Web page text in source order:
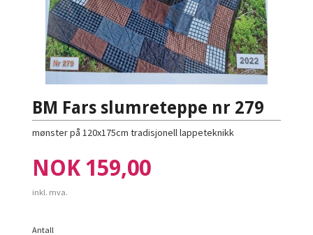
BM Fars slumreteppe nr 279
mønster på 120x175cm tradisjonell lappeteknikk
Pris
NOK 159,00
inkl. mva.
Antall